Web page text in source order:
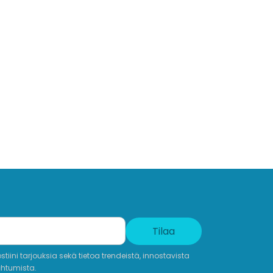
Tilaa
tarjouksia sekä tietoa trendeistä, innostavista